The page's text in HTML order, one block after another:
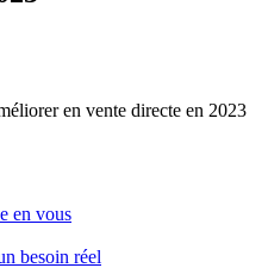
en vous
besoin réel